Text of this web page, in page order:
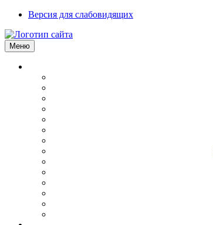
Версия для слабовидящих
Меню